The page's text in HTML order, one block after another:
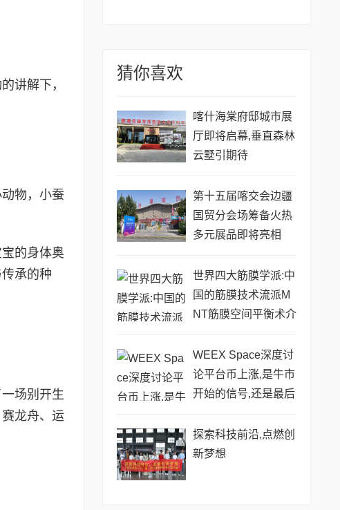
讲解下，
物，小蚕
的身体奥
承的种
场别开生
龙舟、运
猜你喜欢
喀什海棠府邸城市展
厅即将启幕,垂直森林
云墅引期待
第十五届喀交会边疆
国贸分会场筹备火热
多元展品即将亮相
世界四大筋膜学派:中
国的筋膜技术流派M
NT筋膜空间平衡术介
WEEX Space深度讨
论平台币上涨,是牛市
开始的信号,还是最后
探索科技前沿,点燃创
新梦想